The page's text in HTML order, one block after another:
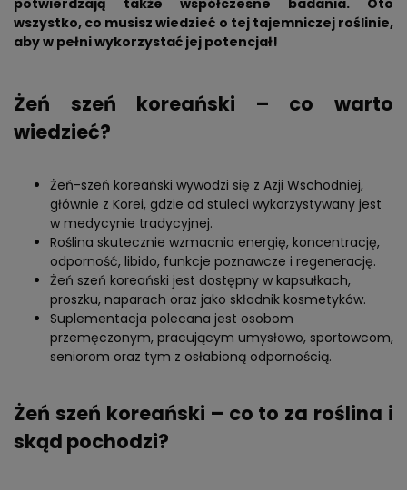
potwierdzają także współczesne badania. Oto
wszystko, co musisz wiedzieć o tej tajemniczej roślinie,
aby w pełni wykorzystać jej potencjał!
Żeń szeń koreański – co warto
wiedzieć?
Żeń-szeń koreański wywodzi się z Azji Wschodniej,
głównie z Korei, gdzie od stuleci wykorzystywany jest
w medycynie tradycyjnej.
Roślina skutecznie wzmacnia energię, koncentrację,
odporność, libido, funkcje poznawcze i regenerację.
Żeń szeń koreański jest dostępny w kapsułkach,
proszku, naparach oraz jako składnik kosmetyków.
Suplementacja polecana jest osobom
przemęczonym, pracującym umysłowo, sportowcom,
seniorom oraz tym z osłabioną odpornością.
Żeń szeń koreański – co to za roślina i
skąd pochodzi?